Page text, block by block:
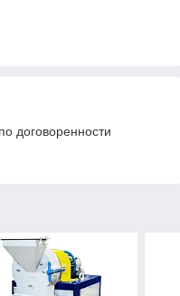
договоренности